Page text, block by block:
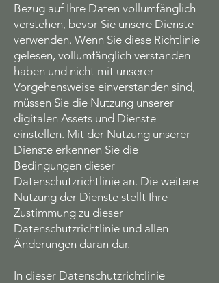
Bezug auf Ihre Daten vollumfänglich
verstehen, bevor Sie unsere Dienste
verwenden. Wenn Sie diese Richtlinie
gelesen, vollumfänglich verstanden
haben und nicht mit unserer
Vorgehensweise einverstanden sind,
müssen Sie die Nutzung unserer
digitalen Assets und Dienste
einstellen. Mit der Nutzung unserer
Dienste erkennen Sie die
Bedingungen dieser
Datenschutzrichtlinie an. Die weitere
Nutzung der Dienste stellt Ihre
Zustimmung zu dieser
Datenschutzrichtlinie und allen
Änderungen daran dar.
In dieser Datenschutzrichtlinie